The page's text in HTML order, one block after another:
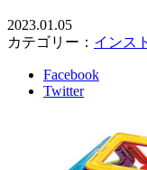
2023.01.05
カテゴリー： インス
Facebook
Twitter